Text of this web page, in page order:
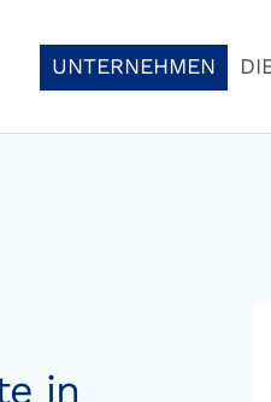
UNTERNEHMEN
in